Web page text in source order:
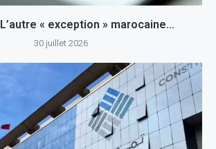
« exception » marocaine…
30 juillet 2026